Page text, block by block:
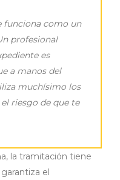
funciona como un
profesional
es
a manos del
muchísimo los
riesgo de que te
la tramitación tiene
el